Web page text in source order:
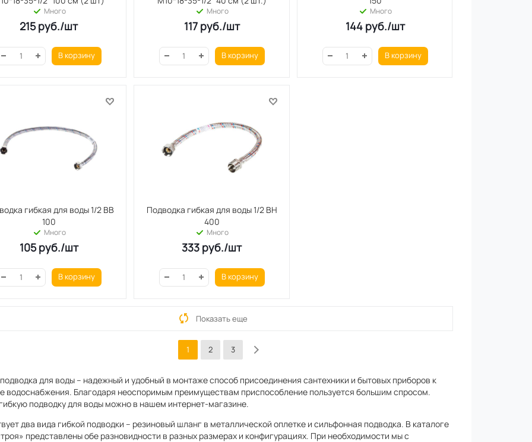
Много
215руб./шт
В корзину
Много
117руб./шт
В корзину
Много
144руб./шт
В корзину
гибкая для воды 1/2 ВВ
100
Много
105руб./шт
В корзину
Подводка гибкая для воды 1/2 ВН
400
Много
333 руб./шт
В корзину
Показать еще
1 2 3
для воды – надежный и удобный в монтаже способ присоединения сантехники и бытовых приборов к
водоснабжения. Благодаря неоспоримым преимуществам приспособление пользуется большим спросом.
подводку для воды можно в нашем интернет-магазине.
два вида гибкой подводки – резиновый шланг в металлической оплетке и сильфонная подводка. В каталоге
представлены обе разновидности в разных размерах и конфигурациях. При необходимости мы с